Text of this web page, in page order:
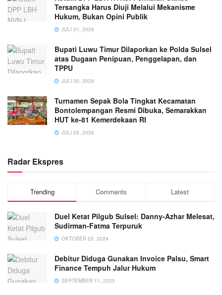
Tersangka Harus Diuji Melalui Mekanisme
Hukum, Bukan Opini Publik
JULI 31, 2026
Bupati Luwu Timur Dilaporkan ke Polda Sulsel
atas Dugaan Penipuan, Penggelapan, dan
TPPU
JULI 30, 2026
Turnamen Sepak Bola Tingkat Kecamatan
Bontolempangan Resmi Dibuka, Semarakkan
HUT ke-81 Kemerdekaan RI
JULI 28, 2026
Radar Ekspres
Trending Comments Latest
Duel Ketat Pilgub Sulsel: Danny-Azhar Melesat,
Sudirman-Fatma Terpuruk
OKTOBER 23, 2024
Debitur Diduga Gunakan Invoice Palsu, Smart
Finance Tempuh Jalur Hukum
SEPTEMBER 11, 2025